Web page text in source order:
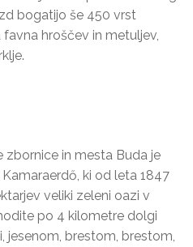
bogatijo še 450 vrst
hroščev in metuljev,
in mesta Buda je
ki od leta 1847
veliki zeleni oazi v
po 4 kilometre dolgi
jesenom, brestom, brestom,